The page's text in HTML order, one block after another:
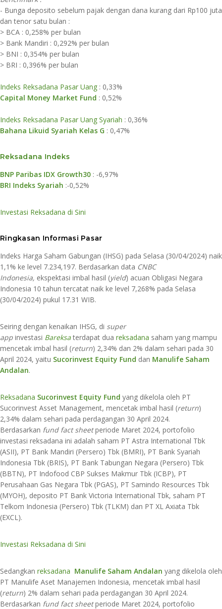
- Bunga deposito sebelum pajak dengan dana kurang dari Rp100 juta
dan tenor satu bulan :
> BCA : 0,258% per bulan
> Bank Mandiri : 0,292% per bulan
> BNI : 0,354% per bulan
> BRI : 0,396% per bulan
Indeks Reksadana Pasar Uang : 0,33%
Capital Money Market Fund : 0,52%
Indeks Reksadana Pasar Uang Syariah : 0,36%
Bahana Likuid Syariah Kelas G : 0,47%
​Reksadana Ind​eks​
​BNP Paribas IDX Growth30 : -6,97%
BRI Indeks Syariah :-0,52%
Investasi Reksadana di Sini
​Ringkasan Informasi Pasar​
Indeks Harga Saham Gabungan (IHSG) pada Selasa (30/04/2024) naik
1,1% ke level 7.234,197. Berdasarkan data CNBC
Indonesia, ekspektasi imbal hasil (yield) acuan Obligasi Negara
Indonesia 10 tahun tercatat naik ke level 7,268% pada Selasa
(30/04/2024) pukul 17.31 WIB.
Seiring dengan kenaikan IHSG, di super
app investasi Bareksa terdapat dua reksadana saham yang mampu
mencetak imbal hasil (return) 2,34% dan 2% dalam sehari pada 30
April 2024, yaitu Sucorinvest Equity Fund dan Manulife Saham
Andalan.
Reksadana Sucorinvest Equity Fund yang dikelola oleh PT
Sucorinvest Asset Management, mencetak imbal hasil (return)
2,34% dalam sehari pada perdagangan 30 April 2024.
Berdasarkan fund fact sheetperiode Maret 2024, portofolio
investasi reksadana ini adalah saham PT Astra International Tbk
(ASII), PT Bank Mandiri (Persero) Tbk (BMRI), PT Bank Syariah
Indonesia Tbk (BRIS), PT Bank Tabungan Negara (Persero) Tbk
(BBTN), PT Indofood CBP Sukses Makmur Tbk (ICBP), PT
Perusahaan Gas Negara Tbk (PGAS), PT Samindo Resources Tbk
(MYOH), deposito PT Bank Victoria International Tbk, saham PT
Telkom Indonesia (Persero) Tbk (TLKM) dan PT XL Axiata Tbk
(EXCL).
Investasi Reksadana di Sini
Sedangkan reksadana Manulife Saham Andalan yang dikelola oleh
PT Manulife Aset Manajemen Indonesia, mencetak imbal hasil
(return) 2% dalam sehari pada perdagangan 30 April 2024.
Berdasarkan fund fact sheetperiode Maret 2024, portofolio